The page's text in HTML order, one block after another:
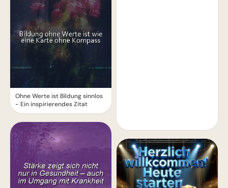
Ohne Werte ist Bildung sinnlos
- Ein inspirierendes Zitat